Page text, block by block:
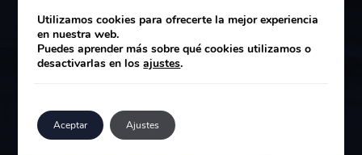
MUZA GESTIÓN DE ACTIVOS SGIIC
Área de clientes
Utilizamos cookies para ofrecerte la mejor experiencia
en nuestra web.
Puedes aprender más sobre qué cookies utilizamos o
desactivarlas en losajustes.
Aceptar Ajustes